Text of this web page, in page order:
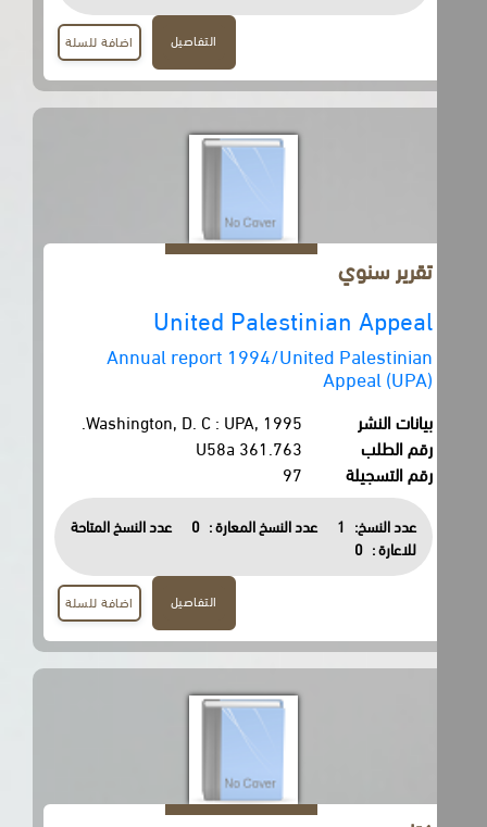
اضافة للسلة
تقرير سنوي
United Palestinian Appeal
Annual report 1994/United Palestinian
Appeal (UPA)
بيانات النشر
Washington, D. C : UPA, 1995.
رقم الطلب
361.763 U58a
رقم التسجيلة
97
عدد النسخ: 1 عدد النسخ المعارة : 0
عدد النسخ المتاحة
للاعارة :
0
اضافة للسلة